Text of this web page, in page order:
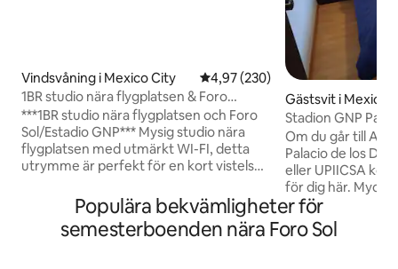
Vindsvåning i Mexico City 4,97 av 5 i genomsnittligt
4,97 (230)
1BR studio nära flygplatsen & Foro
Sol/GNP
***1BR studio nära flygplatsen och Foro
Sol/Estadio GNP*** Mysig studio nära
flygplatsen med utmärkt WI-FI, detta
utrymme är perfekt för en kort vistelse,
konserter på Foro Sol/Palacio de los
Deportes. Ingen parkeringsplats.
Beläget bara 10 minuter från flygplatsen
Gästsvit i Mexico
Stadion GNP
Autódromo
Om du går till
Palacio de los
eller UPIICSA
för dig här.
racerbanan. AVSTÅND ATT PROMENERA
AUTODROM
*Puerta 15: 200
Populära bekvämligheter för
semesterboenden nära Foro Sol